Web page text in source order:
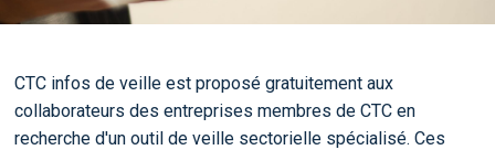
CTC infos de veille est proposé gratuitement aux
collaborateurs des entreprises membres de CTC en
recherche d'un outil de veille sectorielle spécialisé. Ces